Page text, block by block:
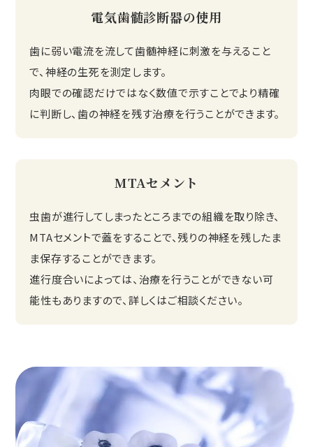
電気歯髄診断器の使用
歯に弱い電流を流して歯髄神経に刺激を与えること
で、神経の生死を測定します。
肉眼での確認だけではなく数値で示すことでより精確
に判断し、歯の神経を残す治療を行うことができます。
MTAセメント
虫歯が進行してしまったところまでの組織を取り除き、
MTAセメントで蓋をすることで、残りの神経を残したま
ま保存することができます。
進行度合いによっては、治療を行うことができない可
能性もありますので、詳しくはご相談ください。